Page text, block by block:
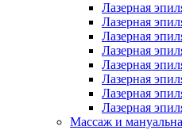
Лазерная
Лазерная
Лазерная
Лазерная
Лазерная
Лазерная
Лазерная
Лазерная
Массаж и